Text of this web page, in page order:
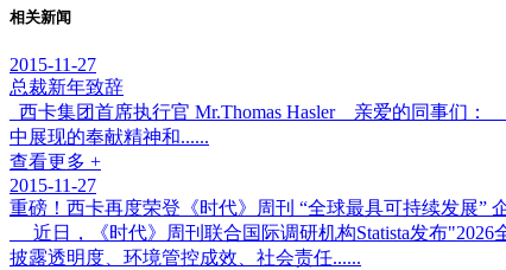
相关新闻
2015-11-27
总裁新年致辞
西卡集团首席执行官 Mr.Thomas Hasler 亲爱的同事们
中展现的奉献精神和......
查看更多 +
2015-11-27
重磅！西卡再度荣登《时代》周刊 “全球最具可持续发展”
近日，《时代》周刊联合国际调研机构Statista发布"2026
披露透明度、环境管控成效、社会责任......